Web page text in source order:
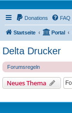
Donations FAQ
Startseite Portal
Delta Drucker
Forumsregeln
Neues Thema